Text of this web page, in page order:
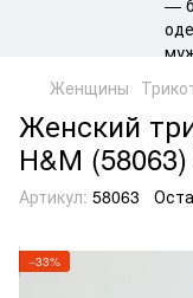
Женщины
Женский
Н&М
Артикул: 58063
−33%